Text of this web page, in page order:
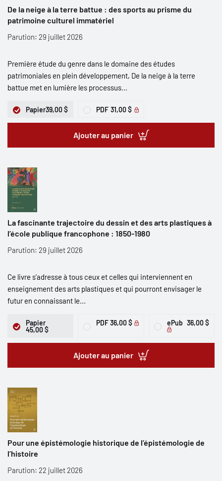
De la neige à la terre battue : des sports au prisme du
patrimoine culturel immatériel
Parution: 29 juillet 2026
Première étude du genre dans le domaine des études
patrimoniales en plein développement, De la neige à la terre
battue met en lumière les processus...
Papier39,00 $ PDF 31,00 $
Ajouter au panier
La fascinante trajectoire du dessin et des arts plastiques à
l’école publique francophone : 1850-1980
Parution: 29 juillet 2026
Ce livre s’adresse à tous ceux et celles qui interviennent en
enseignement des arts plastiques et qui pourront envisager le
futur en connaissant le...
Papier
45,00 $
PDF 36,00 $ ePub 36,00 $
Ajouter au panier
Pour une épistémologie historique de l’épistémologie de
l’histoire
Parution: 22 juillet 2026